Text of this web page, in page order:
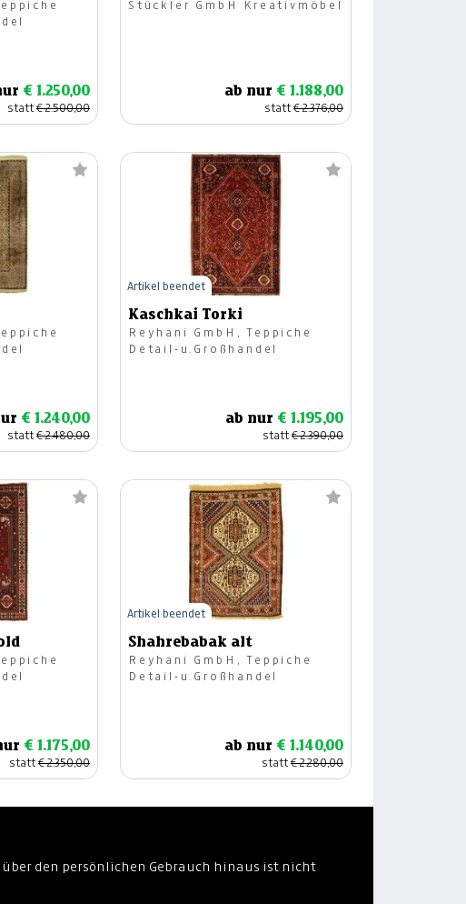
€ 1.250,00
statt€ 2.500,00
Stückler GmbH Kreativmöbel
ab nur € 1.188,00
statt€ 2.376,00
€ 1.240,00
statt€ 2.480,00
Kaschkai Torki
Reyhani GmbH, Teppiche
Detail-u.Großhandel
ab nur € 1.195,00
statt€ 2.390,00
Artikel beendet
€ 1.175,00
statt€ 2.350,00
Shahrebabak alt
Reyhani GmbH, Teppiche
Detail-u.Großhandel
ab nur € 1.140,00
statt€ 2.280,00
Artikel beendet
den persönlichen Gebrauch hinaus ist nicht